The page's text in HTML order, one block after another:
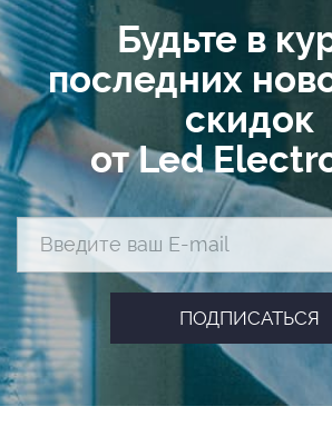
Будьте в
последних
скидок
от Led